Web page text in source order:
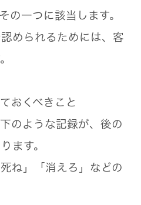
の一つに該当します。
められるためには、 客
おくべきこと
のような記録が、後の
ます。
ね」「消えろ」などの